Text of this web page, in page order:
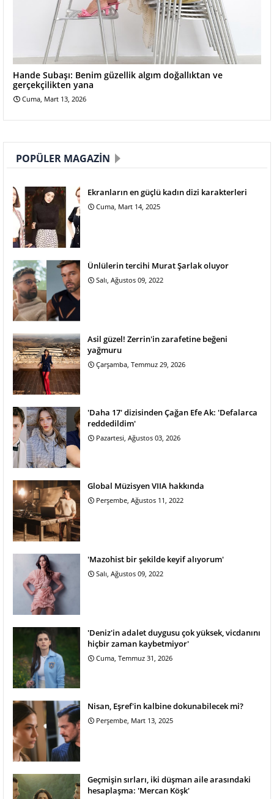
Hande Subaşı: Benim güzellik algım doğallıktan ve
gerçekçilikten yana
Cuma, Mart 13, 2026
POPÜLER MAGAZIN
Ekranların en güçlü kadın dizi karakterleri
Cuma, Mart 14, 2025
Ünlülerin tercihi Murat Şarlak oluyor
Salı, Ağustos 09, 2022
Asil güzel! Zerrin'in zarafetine beğeni
yağmuru
Çarşamba, Temmuz 29, 2026
'Daha 17' dizisinden Çağan Efe Ak: 'Defalarca
reddedildim'
Pazartesi, Ağustos 03, 2026
Global Müzisyen VIIA hakkında
Perşembe, Ağustos 11, 2022
'Mazohist bir şekilde keyif alıyorum'
Salı, Ağustos 09, 2022
'Deniz'in adalet duygusu çok yüksek, vicdanını
hiçbir zaman kaybetmiyor'
Cuma, Temmuz 31, 2026
Nisan, Eşref'in kalbine dokunabilecek mi?
Perşembe, Mart 13, 2025
Geçmişin sırları, iki düşman aile arasındaki
hesaplaşma: 'Mercan Köşk'